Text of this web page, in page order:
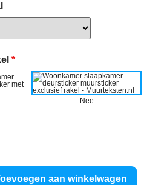
*
Nee
aan winkelwagen